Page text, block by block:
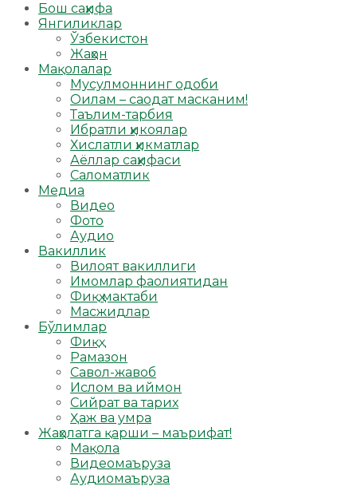
Бош саҳифа
Янгиликлар
Ўзбекистон
Жаҳон
Мақолалар
Мусулмоннинг одоби
Оилам – саодат масканим!
Таълим-тарбия
Ибратли ҳикоялар
Хислатли ҳикматлар
Аёллар саҳифаси
Саломатлик
Медиа
Видео
Фото
Аудио
Вакиллик
Вилоят вакиллиги
Имомлар фаолиятидан
Фиқҳ мактаби
Масжидлар
Бўлимлар
Фиқҳ
Рамазон
Савол-жавоб
Ислом ва иймон
Сийрат ва тарих
Ҳаж ва умра
Жаҳолатга қарши – маърифат!
Мақола
Видеомаъруза
Аудиомаъруза